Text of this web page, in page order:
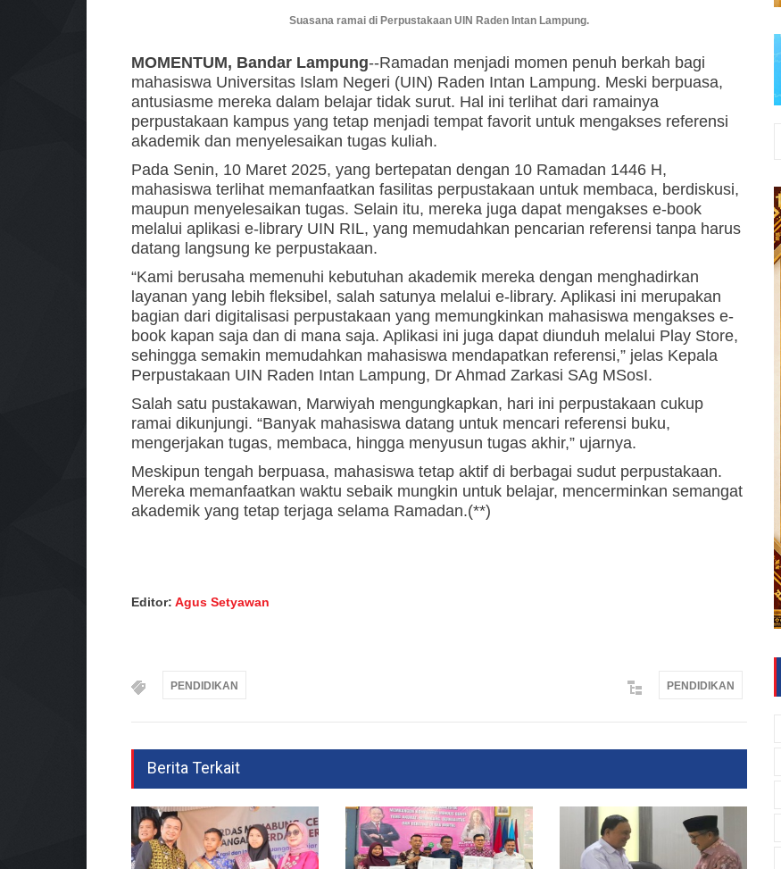
Suasana ramai di Perpustakaan UIN Raden Intan Lampung.
MOMENTUM, Bandar Lampung--Ramadan menjadi momen penuh berkah bagi
mahasiswa Universitas Islam Negeri (UIN) Raden Intan Lampung. Meski berpuasa,
antusiasme mereka dalam belajar tidak surut. Hal ini terlihat dari ramainya
perpustakaan kampus yang tetap menjadi tempat favorit untuk mengakses referensi
akademik dan menyelesaikan tugas kuliah.
Pada Senin, 10 Maret 2025, yang bertepatan dengan 10 Ramadan 1446 H,
mahasiswa terlihat memanfaatkan fasilitas perpustakaan untuk membaca, berdiskusi,
maupun menyelesaikan tugas. Selain itu, mereka juga dapat mengakses e-book
melalui aplikasi e-library UIN RIL, yang memudahkan pencarian referensi tanpa harus
datang langsung ke perpustakaan.
“Kami berusaha memenuhi kebutuhan akademik mereka dengan menghadirkan
layanan yang lebih fleksibel, salah satunya melalui e-library. Aplikasi ini merupakan
bagian dari digitalisasi perpustakaan yang memungkinkan mahasiswa mengakses e-
book kapan saja dan di mana saja. Aplikasi ini juga dapat diunduh melalui Play Store,
sehingga semakin memudahkan mahasiswa mendapatkan referensi,” jelas Kepala
Perpustakaan UIN Raden Intan Lampung, Dr Ahmad Zarkasi SAg MSosI.
Salah satu pustakawan, Marwiyah mengungkapkan, hari ini perpustakaan cukup
ramai dikunjungi. “Banyak mahasiswa datang untuk mencari referensi buku,
mengerjakan tugas, membaca, hingga menyusun tugas akhir,” ujarnya.
Meskipun tengah berpuasa, mahasiswa tetap aktif di berbagai sudut perpustakaan.
Mereka memanfaatkan waktu sebaik mungkin untuk belajar, mencerminkan semangat
akademik yang tetap terjaga selama Ramadan.(**)
Editor: Agus Setyawan
PENDIDIKAN PENDIDIKAN
Berita Terkait